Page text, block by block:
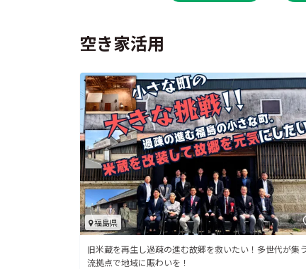
空き家活用
福島県
旧米蔵を再生し過疎の進む故郷を救いたい！多世代が集
流拠点で地域に賑わいを！